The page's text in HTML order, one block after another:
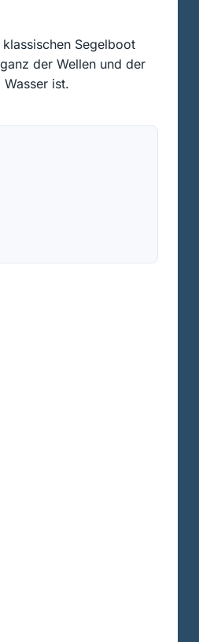
Segelboot
der Wellen und der
ist.